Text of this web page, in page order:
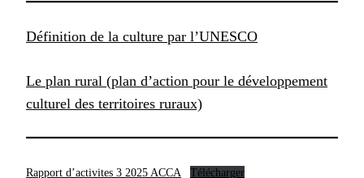
Définition de la culture par l’UNESCO
Le plan rural (plan d’action pour le développement
culturel des territoires ruraux)
Rapport d’activites 3 2025 ACCA Télécharger